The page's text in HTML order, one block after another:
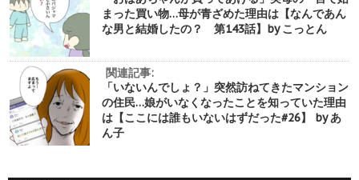
まった買い物…母が青ざめた理由は【なんであん
な男と結婚したの？ 第143話】by こっとん
関連記事:
「いないんでしょ？」突然訪ねてきたマンション
の住民…娘がいなくなったことを知っていた理由
は【ここには誰もいないはずだった#26】 by あ
ん子